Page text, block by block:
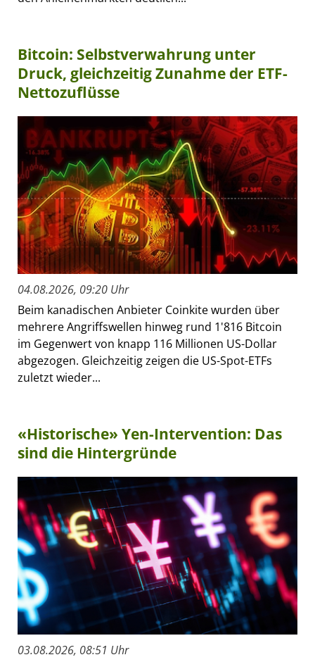
Bitcoin: Selbstverwahrung unter
Druck, gleichzeitig Zunahme der ETF-
Nettozuflüsse
04.08.2026, 09:20 Uhr
Beim kanadischen Anbieter Coinkite wurden über
mehrere Angriffswellen hinweg rund 1'816 Bitcoin
im Gegenwert von knapp 116 Millionen US-Dollar
abgezogen. Gleichzeitig zeigen die US-Spot-ETFs
zuletzt wieder...
«Historische» Yen-Intervention: Das
sind die Hintergründe
03.08.2026, 08:51 Uhr